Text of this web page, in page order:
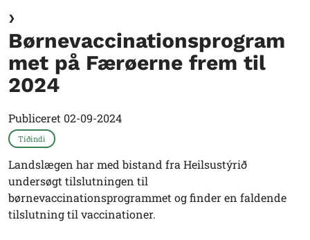
Børnevaccinationsprogram
met på Færøerne frem til
2024
Publiceret 02-09-2024
Tíðindi
Landslægen har med bistand fra Heilsustýrið
undersøgt tilslutningen til
børnevaccinationsprogrammet og finder en faldende
tilslutning til vaccinationer.